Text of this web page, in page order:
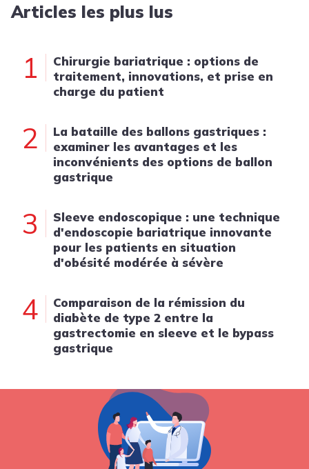
Articles les plus lus
1
Chirurgie bariatrique : options de
traitement, innovations, et prise en
charge du patient
2
La bataille des ballons gastriques :
examiner les avantages et les
inconvénients des options de ballon
gastrique
3
Sleeve endoscopique : une technique
d'endoscopie bariatrique innovante
pour les patients en situation
d'obésité modérée à sévère
4
Comparaison de la rémission du
diabète de type 2 entre la
gastrectomie en sleeve et le bypass
gastrique